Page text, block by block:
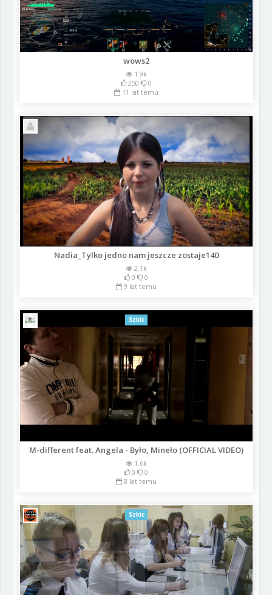
wows2
1.9k
250
0
11 lat temu
Nadia_Tylko jedno nam jeszcze zostaje140
2.1k
0
0
9 lat temu
Szkic
M-different feat. Angela - Było, Mineło (OFFICIAL VIDEO)
1.6k
0
0
8 lat temu
Szkic